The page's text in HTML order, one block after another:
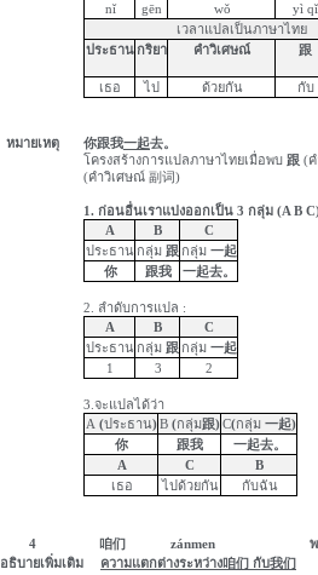
nǐ
gēn
wǒ
yì qǐ
เวลาแปลเป็นภาษาไทย
ประธานกริยา คำวิเศษณ์ 跟
เธอ
ไป ด้วยกัน กับ
หมายเหตุ 你跟我一起去。
โครงสร้างการแปลภาษาไทยเมื่อพบ 跟 (
(คำวิเศษณ์ 副词)
1. ก่อนอื่นเราแบ่งออกเป็น 3 กลุ่ม (A B
A
B
C
ประธาน กลุ่ม 跟 กลุ่ม 一起
你
跟我 一起去。
2. ลำดับการแปล :
A
B
C
ประธาน กลุ่ม 跟 กลุ่ม 一起
1
3 2
3. จะแปลได้ว่า
A (ประธาน)B (กลุ่ม跟)C(กลุ่ม 一起)
你
跟我 一起去。
A
C
B
เธอ
ไปด้วยกัน กับฉัน
4 咱们 zánmen
อธิบายเพิ่มเติม
ความแตกต่างระหว่าง咱们 กับ我们